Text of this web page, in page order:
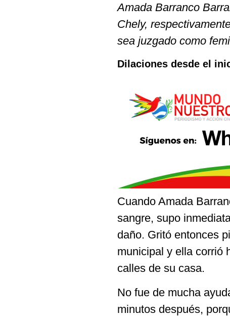
Amada Barranco
Chely,
sea juzgado como
Dilaciones desde el
Cuando Amada
sangre, supo
daño. Gritó entonces
municipal y ella corrió
calles de su casa.
No fue de mucha
minutos después,